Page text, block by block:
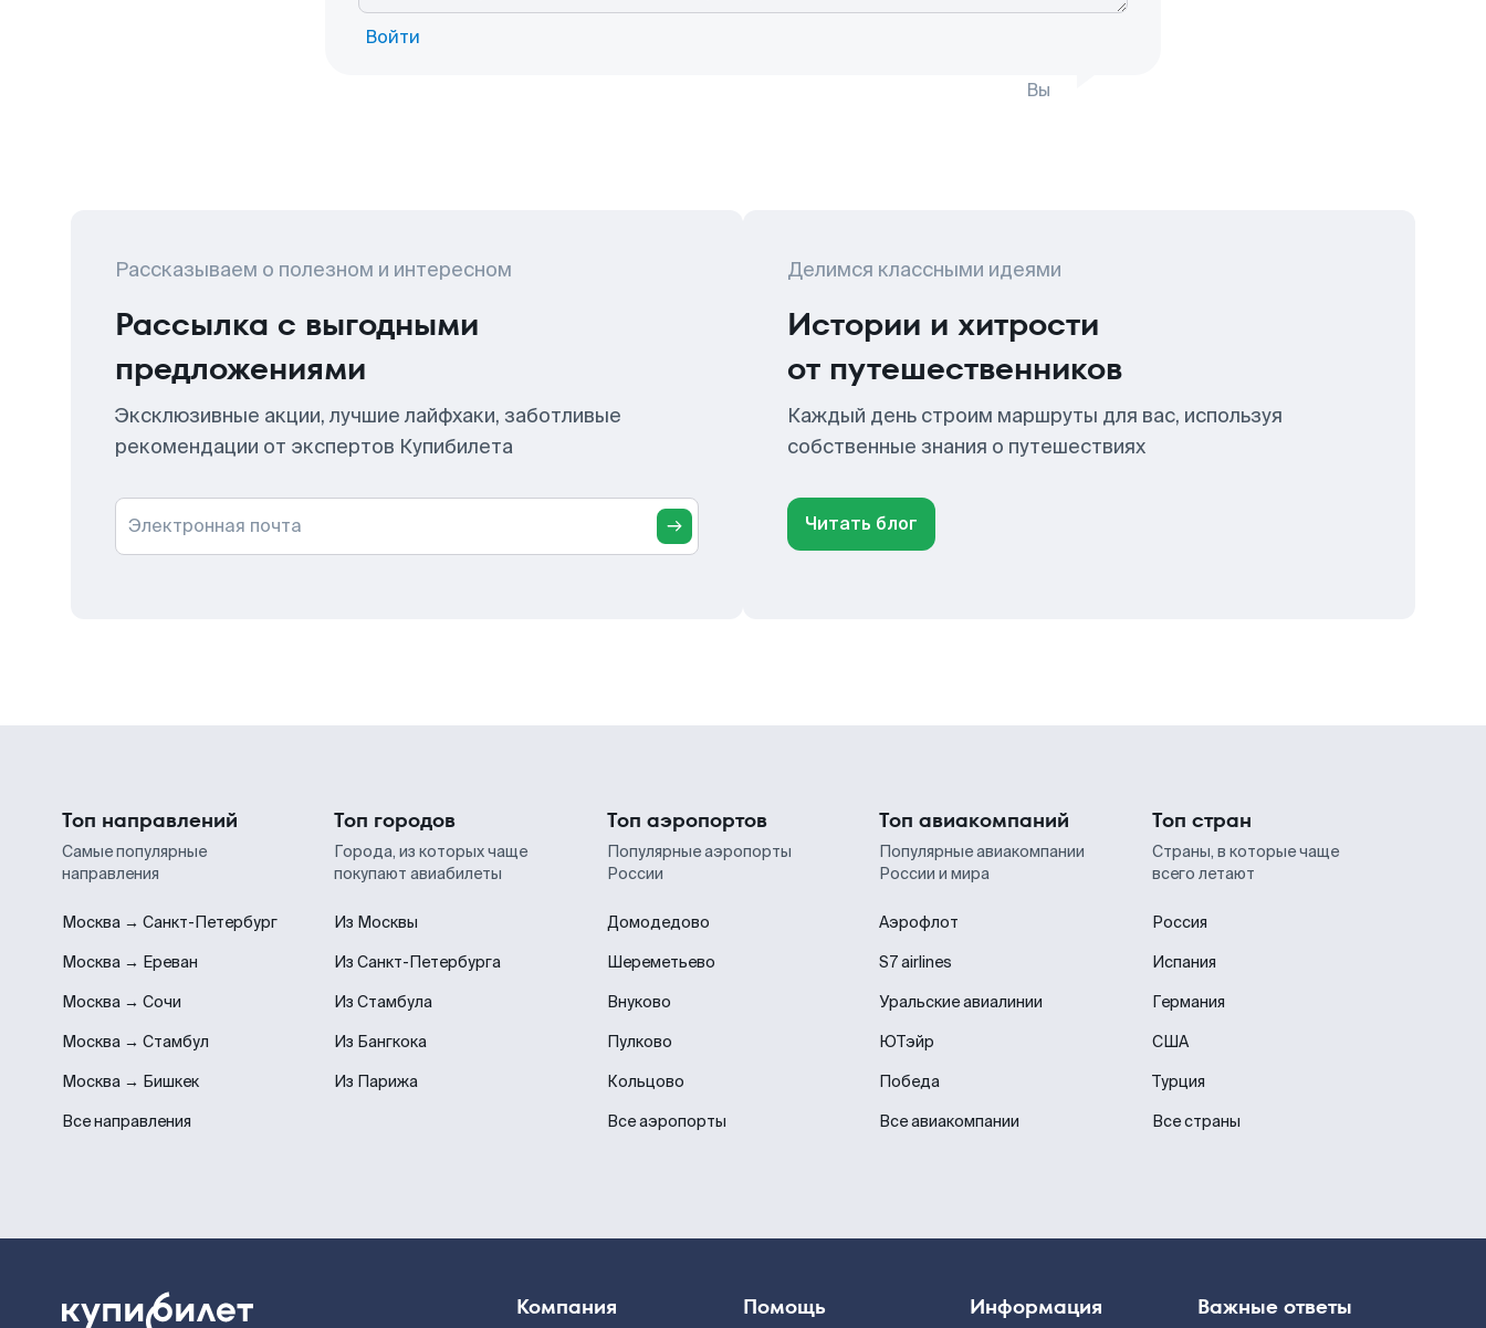
Войти
Вы
Рассказываем о полезном и интересном
Рассылка с выгодными
предложениями
Эксклюзивные акции, лучшие лайфхаки, заботливые
рекомендации от экспертов Купибилета
Электронная почта
Делимся классными идеями
Истории и хитрости
от путешественников
Каждый день строим маршруты для вас, используя
собственные знания о путешествиях
Читать блог
Топ направлений
Самые популярные
направления
Москва → Санкт-Петербург
Москва → Ереван
Москва → Сочи
Москва → Стамбул
Москва → Бишкек
Все направления
Топ городов
Города, из которых чаще
покупают авиабилеты
Из Москвы
Из Санкт-Петербурга
Из Стамбула
Из Бангкока
Из Парижа
Топ аэропортов
Популярные аэропорты
России
Домодедово
Шереметьево
Внуково
Пулково
Кольцово
Все аэропорты
Топ авиакомпаний
Популярные авиакомпании
России и мира
Аэрофлот
S7 airlines
Уральские авиалинии
ЮТэйр
Победа
Все авиакомпании
Топ стран
Страны, в которые чаще
всего летают
Россия
Испания
Германия
США
Турция
Все страны
Компания Помощь Информация Важные ответы